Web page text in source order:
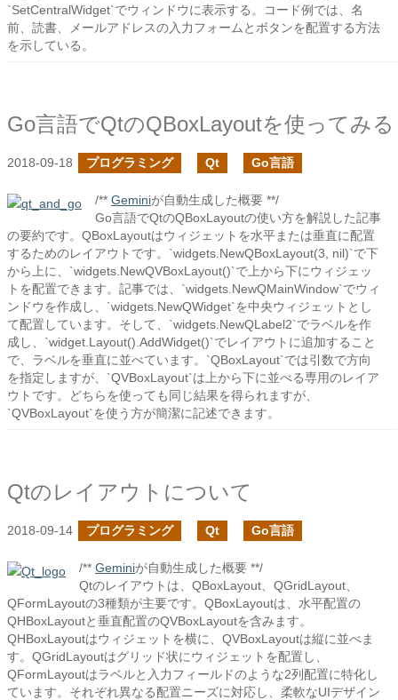
`SetCentralWidget`でウィンドウに表示する。コード例では、名
前、読書、メールアドレスの入力フォームとボタンを配置する方法
を示している。
Go言語でQtのQBoxLayoutを使ってみる
2018-09-18 プログラミング Qt Go言語
/** Geminiが自動生成した概要 **/
Go言語でQtのQBoxLayoutの使い方を解説した記事
の要約です。QBoxLayoutはウィジェットを水平または垂直に配置
するためのレイアウトです。`widgets.NewQBoxLayout(3, nil)`で下
から上に、`widgets.NewQVBoxLayout()`で上から下にウィジェッ
トを配置できます。記事では、`widgets.NewQMainWindow`でウィ
ンドウを作成し、`widgets.NewQWidget`を中央ウィジェットとし
て配置しています。そして、`widgets.NewQLabel2`でラベルを作
成し、`widget.Layout().AddWidget()`でレイアウトに追加すること
で、ラベルを垂直に並べています。`QBoxLayout`では引数で方向
を指定しますが、`QVBoxLayout`は上から下に並べる専用のレイア
ウトです。どちらを使っても同じ結果を得られますが、
`QVBoxLayout`を使う方が簡潔に記述できます。
Qtのレイアウトについて
2018-09-14 プログラミング Qt Go言語
/** Geminiが自動生成した概要 **/
Qtのレイアウトは、QBoxLayout、QGridLayout、
QFormLayoutの3種類が主要です。QBoxLayoutは、水平配置の
QHBoxLayoutと垂直配置のQVBoxLayoutを含みます。
QHBoxLayoutはウィジェットを横に、QVBoxLayoutは縦に並べま
す。QGridLayoutはグリッド状にウィジェットを配置し、
QFormLayoutはラベルと入力フィールドのような2列配置に特化し
ています。それぞれ異なる配置ニーズに対応し、柔軟なUIデザイン